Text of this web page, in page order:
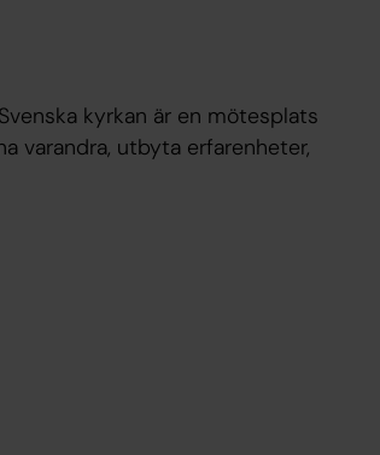
kyrkan är en mötesplats
varandra, utbyta erfarenheter,